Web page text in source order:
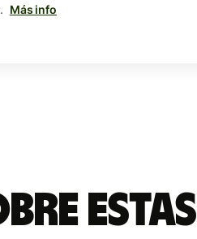
Más info
estas